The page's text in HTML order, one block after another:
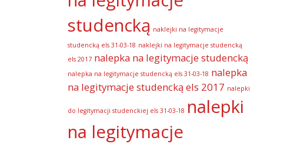
studencką naklejki na legitymacje
studencką els 31-03-18 naklejki na legitymacje studencką
els 2017 nalepka na legitymacje studencką
nalepka na legitymacje studencką els 31-03-18 nalepka
na legitymacje studencką els 2017 nalepki
do legitymacji studenckiej els 31-03-18 nalepki
na legitymacje